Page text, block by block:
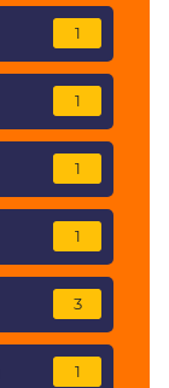
1
1
1
1
3
1